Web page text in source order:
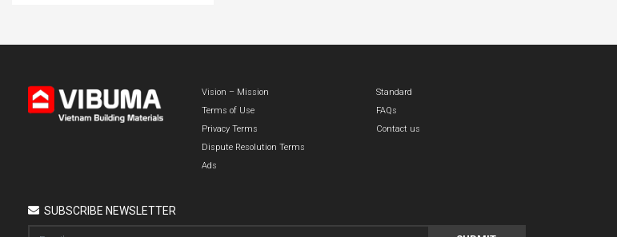
Vision – Mission
Terms of Use
Privacy Terms
Dispute Resolution Terms
Ads
Standard
FAQs
Contact us
SUBSCRIBE NEWSLETTER